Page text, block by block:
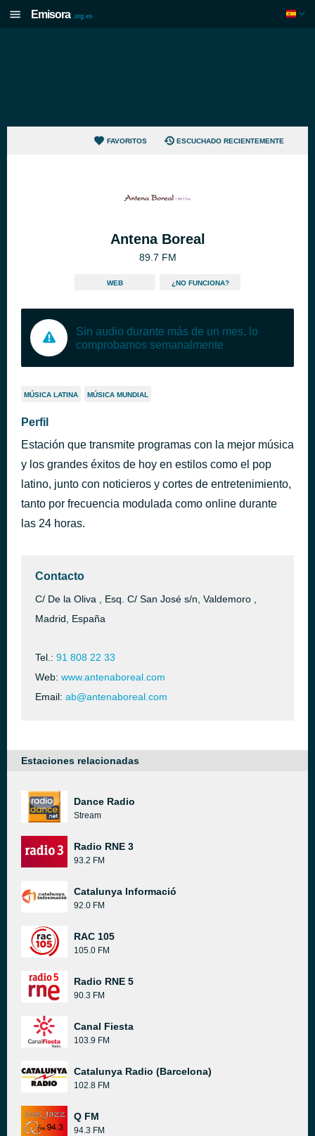
Emisora .org.es
FAVORITOS ESCUCHADO RECIENTEMENTE
Antena Boreal
89.7 FM
WEB ¿NO FUNCIONA?
Sin audio durante más de un mes, lo
comprobamos semanalmente
MÚSICA LATINA MÚSICA MUNDIAL
Perfil
Estación que transmite programas con la mejor música
y los grandes éxitos de hoy en estilos como el pop
latino, junto con noticieros y cortes de entretenimiento,
tanto por frecuencia modulada como online durante
las 24 horas.
Contacto
C/ De la Oliva , Esq. C/ San José s/n, Valdemoro ,
Madrid, España
Tel.: 91 808 22 33
Web: www.antenaboreal.com
Email: ab@antenaboreal.com
Estaciones relacionadas
Dance Radio
Stream
Radio RNE 3
93.2 FM
Catalunya Informació
92.0 FM
RAC 105
105.0 FM
Radio RNE 5
90.3 FM
Canal Fiesta
103.9 FM
Catalunya Radio (Barcelona)
102.8 FM
Q FM
94.3 FM